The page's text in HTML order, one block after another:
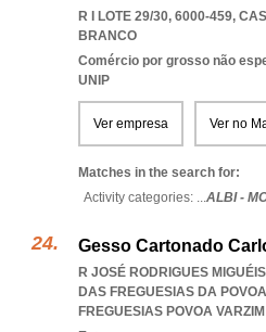
R I LOTE 29/30, 6000-459,
BRANCO
Comércio por grosso não
UNIP
Ver empresa Ver no
Matches in the search for:
Activity categories: ...ALBI -
Gesso Cartonado
R JOSÉ RODRIGUES
DAS FREGUESIAS DA
FREGUESIAS POVOA